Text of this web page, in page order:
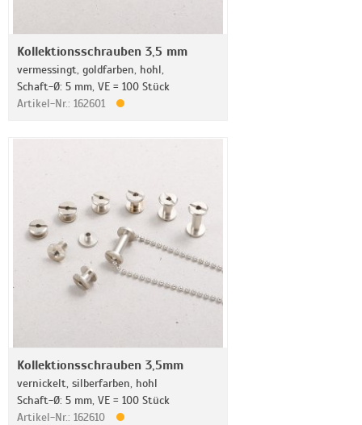
Kollektionsschrauben 3,5 mm
vermessingt, goldfarben, hohl,
Schaft-Ø: 5 mm, VE = 100 Stück
Artikel-Nr.: 162601
Kollektionsschrauben 3,5mm
vernickelt, silberfarben, hohl
Schaft-Ø: 5 mm, VE = 100 Stück
Artikel-Nr.: 162610